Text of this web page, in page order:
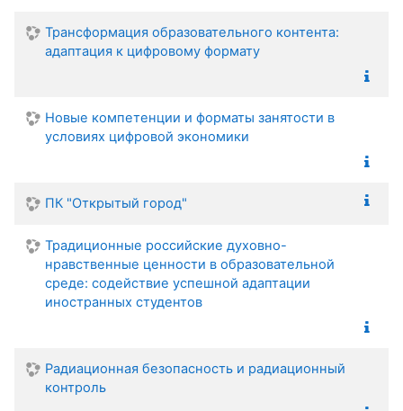
Трансформация образовательного контента:
адаптация к цифровому формату
Новые компетенции и форматы занятости в
условиях цифровой экономики
ПК "Открытый город"
Традиционные российские духовно-
нравственные ценности в образовательной
среде: содействие успешной адаптации
иностранных студентов
Радиационная безопасность и радиационный
контроль